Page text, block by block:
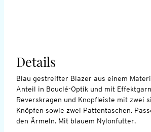
Details
Blau gestreifter Blazer aus einem
Anteil in Bouclé-Optik und mit
Reverskragen und Knopfleiste mit zwei
Knöpfen sowie zwei Pattentaschen.
den Ärmeln. Mit blauem Nylonfutter.